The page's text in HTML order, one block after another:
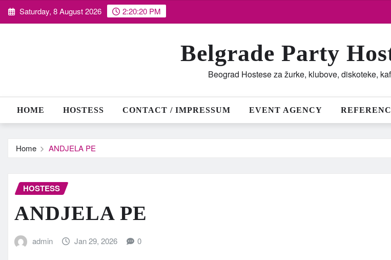
Skip Saturday, 8 August 2026 2:20:23 PM
Belgrade Party
Beograd Hostese za žurke, klubove, diskoteke,
HOME HOSTESS CONTACT / IMPRESSUM EVENT AGENCY
Home ANDJELA PE
HOSTESS
ANDJELA PE
admin Jan 29, 2026 0